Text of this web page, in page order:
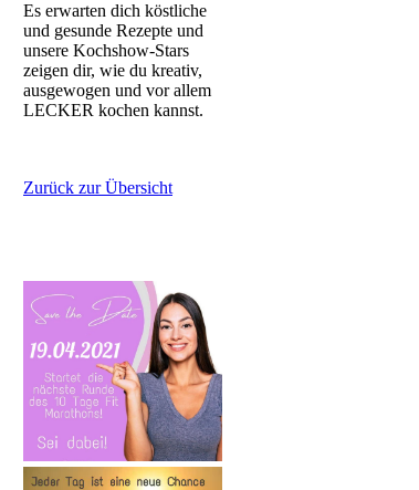
Es erwarten dich köstliche
und gesunde Rezepte und
unsere Kochshow-Stars
zeigen dir, wie du kreativ,
ausgewogen und vor allem
LECKER kochen kannst.
Zurück zur Übersicht